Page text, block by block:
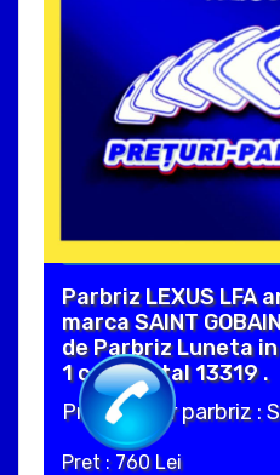
Parbriz LEXUS LFA
marca SAINT
de Parbriz Luneta
1 cod postal 13319 .
Producator parbriz :
Pret : 760 Lei